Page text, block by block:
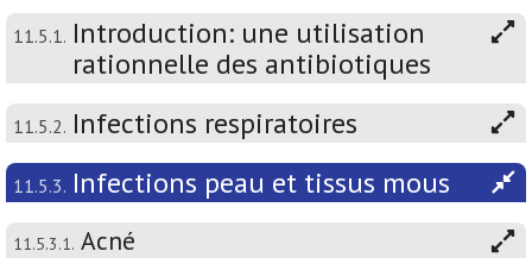
11.5.1. Introduction: une utilisation
rationnelle des antibiotiques
11.5.2. Infections respiratoires
11.5.3. Infections peau et tissus mous
11.5.3.1. Acné